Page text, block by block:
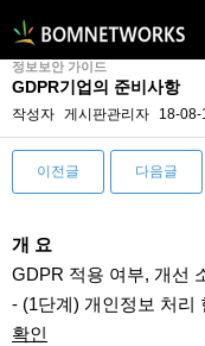
정보보안 가이드
GDPR기업의 준비사항
작성자 게시판관리자 18-08-
이전글 다음글
개 요
GDPR 적용 여부, 개선
- (1단계) 개인정보 처리
확인